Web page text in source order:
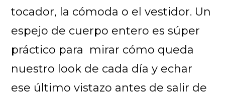
tocador, la cómoda o el vestidor. Un
espejo de cuerpo entero es súper
práctico para mirar cómo queda
nuestro look de cada día y echar
ese último vistazo antes de salir de